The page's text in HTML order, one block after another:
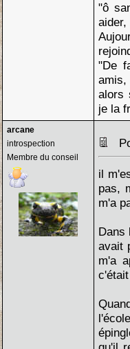
"ô
"De
alors
je la
arcane
introspection
Membre du conseil
il
pas,
m'a
Dans
avait
m'a